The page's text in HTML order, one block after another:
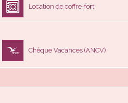
Location de coffre-fort
Chèque Vacances (ANCV)